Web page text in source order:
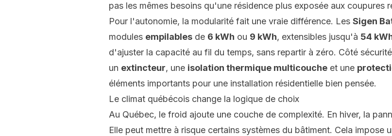
pas les mêmes besoins qu'une résidence plus exposée aux coupures
Pour l'autonomie, la modularité fait une vraie différence. Les Sigen
modules empilables de 6 kWh ou 9 kWh, extensibles jusqu'à 54
d'ajuster la capacité au fil du temps, sans repartir à zéro. Côté
un extincteur, une isolation thermique multicouche et une
éléments importants pour une installation résidentielle bien pensée.
Le climat québécois change la logique de choix
Au Québec, le froid ajoute une couche de complexité. En hiver, la
Elle peut mettre à risque certains systèmes du bâtiment. Cela impose